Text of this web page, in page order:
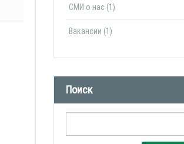
СМИ о нас (1)
Вакансии (1)
Поиск